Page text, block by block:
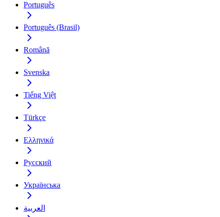
Português
Português (Brasil)
Română
Svenska
Tiếng Việt
Türkçe
Ελληνικά
Русский
Українська
العربية